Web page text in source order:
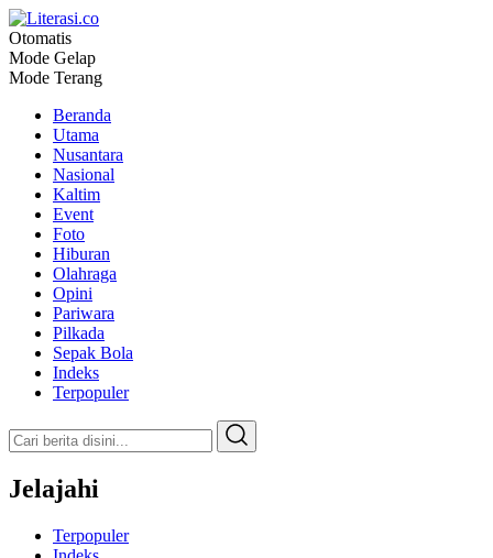
Literasi.co
Pilar Informasi
Otomatis
Mode Gelap
Mode Terang
Beranda
Utama
Nusantara
Nasional
Kaltim
Event
Foto
Hiburan
Olahraga
Opini
Pariwara
Pilkada
Sepak Bola
Indeks
Terpopuler
Jelajahi
Terpopuler